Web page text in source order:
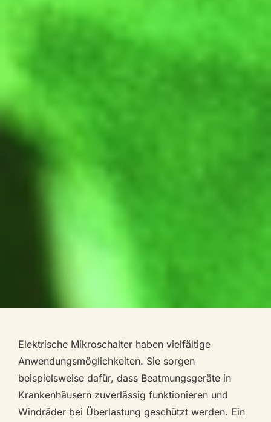
Elektrische Mikroschalter haben vielfältige
Anwendungsmöglichkeiten. Sie sorgen
beispielsweise dafür, dass Beatmungsgeräte in
Krankenhäusern zuverlässig funktionieren und
Windräder bei Überlastung geschützt werden. Ein